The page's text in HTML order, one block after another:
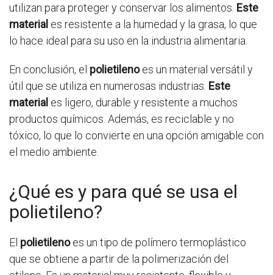
utilizan para proteger y conservar los alimentos. Este
material es resistente a la humedad y la grasa, lo que
lo hace ideal para su uso en la industria alimentaria.
En conclusión, el polietilenoes un material versátil y
útil que se utiliza en numerosas industrias. Este
material es ligero, durable y resistente a muchos
productos químicos. Además, es reciclable y no
tóxico, lo que lo convierte en una opción amigable con
el medio ambiente.
¿Qué es y para qué se usa el
polietileno?
El polietilenoes un tipo de polímero termoplástico
que se obtiene a partir de la polimerización del